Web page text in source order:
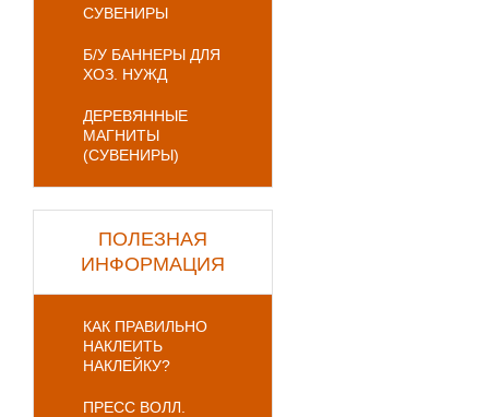
СУВЕНИРЫ
Б/У БАННЕРЫ ДЛЯ
ХОЗ. НУЖД
ДЕРЕВЯННЫЕ
МАГНИТЫ
(СУВЕНИРЫ)
ПОЛЕЗНАЯ
ИНФОРМАЦИЯ
КАК ПРАВИЛЬНО
НАКЛЕИТЬ
НАКЛЕЙКУ?
ПРЕСС ВОЛЛ.